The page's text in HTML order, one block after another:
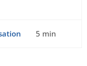
5 min